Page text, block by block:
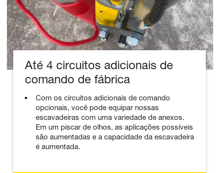
Até 4 circuitos adicionais de
comando de fábrica
Com os circuitos adicionais de comando
opcionais, você pode equipar nossas
escavadeiras com uma variedade de anexos.
Em um piscar de olhos, as aplicações possíveis
são aumentadas e a capacidade da escavadeira
é aumentada.